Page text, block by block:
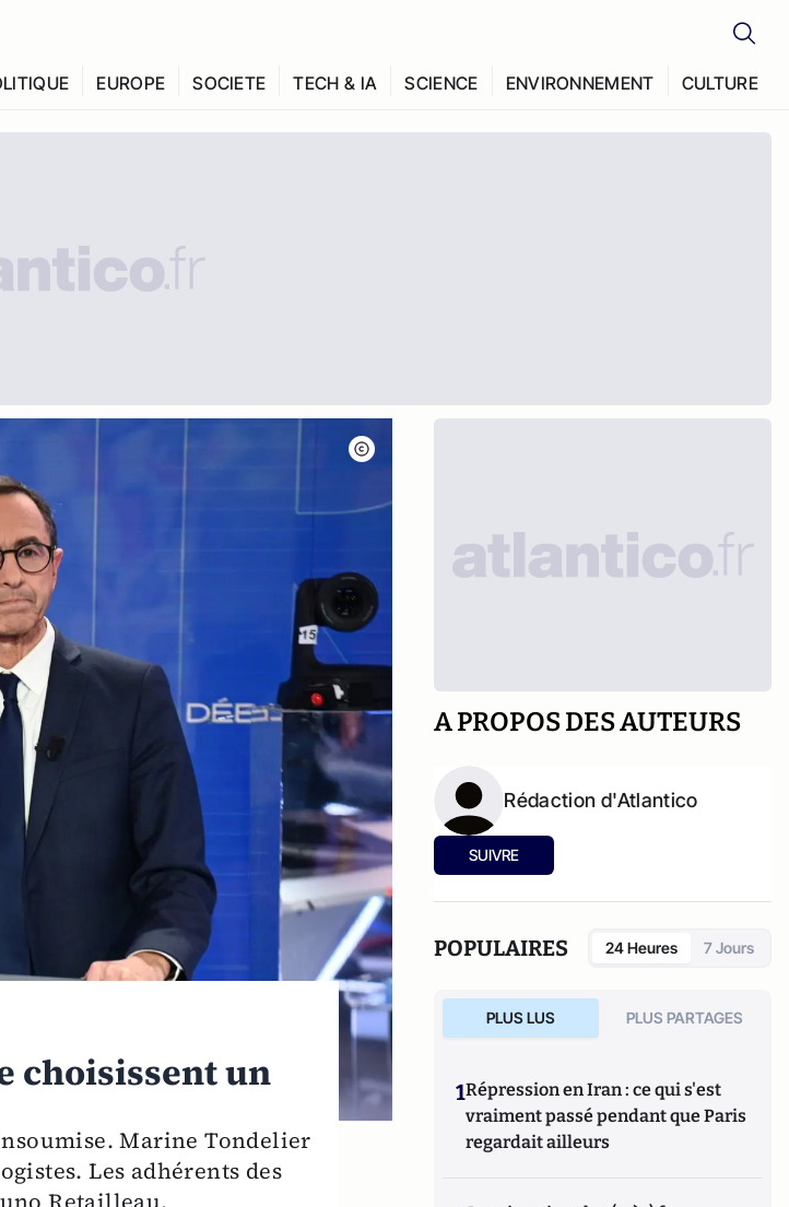
EUROPE SOCIETE TECH & IA SCIENCE ENVIRONNEMENT CULTURE
choisissent un
Marine Tondelier
Les adhérents des
A PROPOS DES AUTEURS
Rédaction d'Atlantico
SUIVRE
POPULAIRES 24 Heures 7 Jours
PLUS LUS PLUS PARTAGES
1Répression en Iran : ce qui s'est
vraiment passé pendant que Paris
regardait ailleurs